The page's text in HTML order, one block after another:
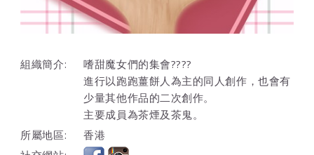
組織簡介:
嗜甜魔女們的集會????
進行以跑跑薑餅人為主的同人創作，也會有
少量其他作品的二次創作。
主要成員為茶煙及茶鬼。
所屬地區:
香港